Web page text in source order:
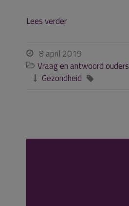
Lees verder
 8 april 2019
 Vraag en antwoord ouders
 Gezondheid 